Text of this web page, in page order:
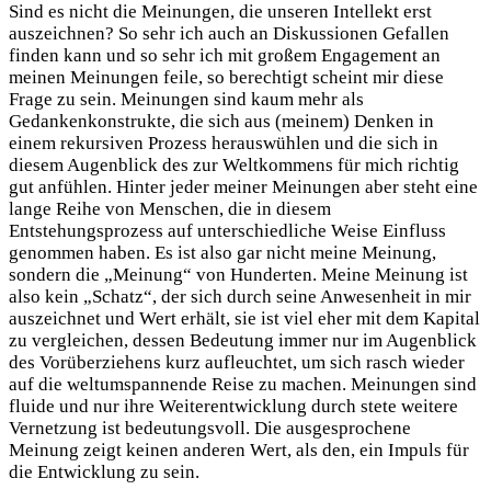
Sind es nicht die Meinungen, die unseren Intellekt erst
auszeichnen? So sehr ich auch an Diskussionen Gefallen
finden kann und so sehr ich mit großem Engagement an
meinen Meinungen feile, so berechtigt scheint mir diese
Frage zu sein. Meinungen sind kaum mehr als
Gedankenkonstrukte, die sich aus (meinem) Denken in
einem rekursiven Prozess herauswühlen und die sich in
diesem Augenblick des zur Weltkommens für mich richtig
gut anfühlen. Hinter jeder meiner Meinungen aber steht eine
lange Reihe von Menschen, die in diesem
Entstehungsprozess auf unterschiedliche Weise Einfluss
genommen haben. Es ist also gar nicht meine Meinung,
sondern die „Meinung“ von Hunderten. Meine Meinung ist
also kein „Schatz“, der sich durch seine Anwesenheit in mir
auszeichnet und Wert erhält, sie ist viel eher mit dem Kapital
zu vergleichen, dessen Bedeutung immer nur im Augenblick
des Vorüberziehens kurz aufleuchtet, um sich rasch wieder
auf die weltumspannende Reise zu machen. Meinungen sind
fluide und nur ihre Weiterentwicklung durch stete weitere
Vernetzung ist bedeutungsvoll. Die ausgesprochene
Meinung zeigt keinen anderen Wert, als den, ein Impuls für
die Entwicklung zu sein.